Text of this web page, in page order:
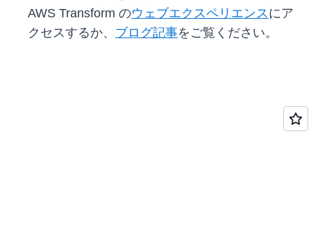
AWS Transform のウェブエクスペリエンスにア
クセスするか、 ブログ記事をご覧ください。